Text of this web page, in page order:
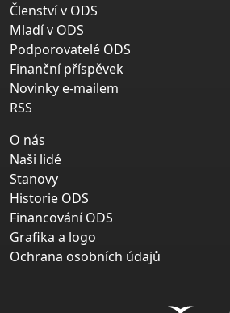
Členství v ODS
Mladí v ODS
Podporovatelé ODS
Finanční příspěvek
Novinky e-mailem
RSS
O nás
Naši lidé
Stanovy
Historie ODS
Financování ODS
Grafika a logo
Ochrana osobních údajů